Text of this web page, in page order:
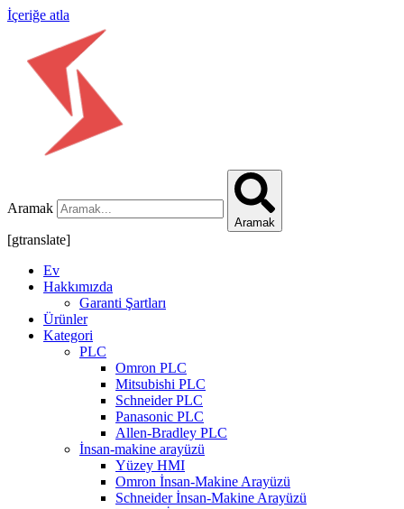
İçeriğe atla
Aramak
Aramak
[gtranslate]
Ev
Hakkımızda
Garanti Şartları
Ürünler
Kategori
PLC
Omron PLC
Mitsubishi PLC
Schneider PLC
Panasonic PLC
Allen-Bradley PLC
İnsan-makine arayüzü
Yüzey HMI
Omron İnsan-Makine Arayüzü
Schneider İnsan-Makine Arayüzü